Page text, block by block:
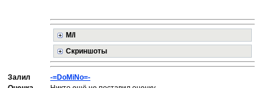
M/I
Скриншоты
Залил
-=DoMiNo=-